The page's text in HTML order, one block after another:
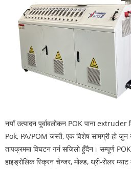
नयाँ उत्पादन पूर्वावलोकन POK पाना extruder
Pok, PA/POM जस्तै, एक विशेष सामग्री हो जुन
तापक्रममा विघटन गर्न सजिलो हुँदैन। सम्पूर्ण
हाइड्रोलिक स्क्रिन चेन्जर, मोल्ड, थ्री-रोलर